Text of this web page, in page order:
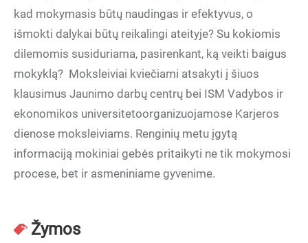
kad mokymasis būtų naudingas ir efektyvus, o
išmokti dalykai būtų reikalingi ateityje? Su kokiomis
dilemomis susiduriama, pasirenkant, ką veikti baigus
mokyklą? Moksleiviai kviečiami atsakyti į šiuos
klausimus Jaunimo darbų centrų bei ISM Vadybos ir
ekonomikos universitetoorganizuojamose Karjeros
dienose moksleiviams. Renginių metu įgytą
informaciją mokiniai gebės pritaikyti ne tik mokymosi
procese, bet ir asmeniniame gyvenime.
Žymos